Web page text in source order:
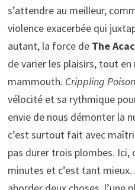
s’attendre au meilleur,
violence exacerbée qui
autant, la force de The
de varier les plaisirs, tout
mammouth. Crippling Poison
vélocité et sa rythmique
envie de nous démonter la
c’est surtout fait avec
pas durer trois plombes. Ici,
minutes et c’est tant mieux.